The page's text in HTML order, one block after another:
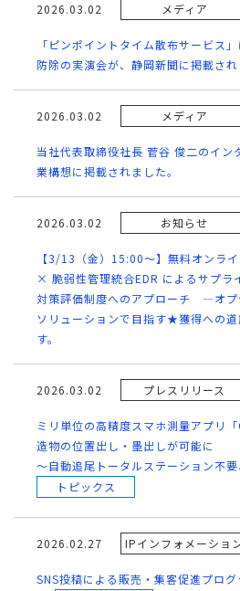
2026.03.02 メディア
「ピンポイントタイム散布サービス
防除の実演会が、静岡新聞に掲載され
2026.03.02 メディア
当社代表取締役社長 菅谷 俊二のイン
業構想に掲載されました。
2026.03.02 お知らせ
【3/13（金）15:00～】無料オンラ
× 脆弱性管理統合EDR によるサプラ
対策評価制度へのアプローチ ―オプ
ソリューションで目指す★獲得への
す。
2026.03.02 プレスリリース
ミリ単位の高精度スマホ測量アプリ
造物の位置出し・墨出しが可能に
～自動追尾トータルステーション不
トピックス
2026.02.27 IPインフォメーショ
SNS投稿による販売・集客促進プロ